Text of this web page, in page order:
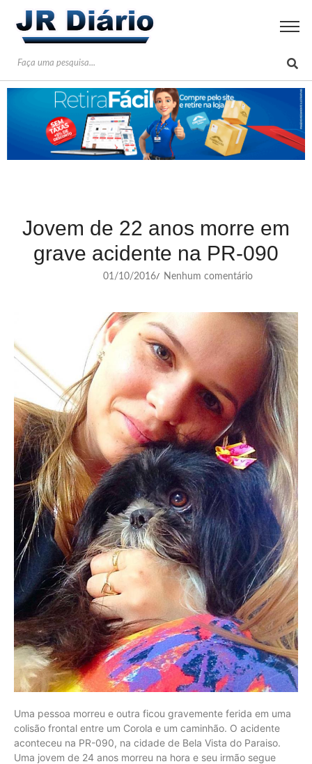
Jovem de 22 anos morre em
grave acidente na PR-090
01/10/2016/ Nenhum comentário
Uma pessoa morreu e outra ficou gravemente ferida em uma
colisão frontal entre um Corola e um caminhão. O acidente
aconteceu na PR-090, na cidade de Bela Vista do Paraiso.
Uma jovem de 24 anos morreu na hora e seu irmão segue